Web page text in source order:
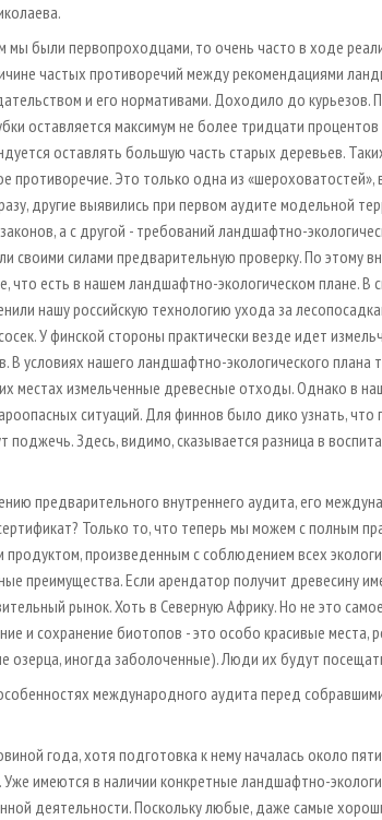
мы были первопроходцами, то очень часто в ходе
частых противоречий между рекомендациями
и его нормативами. Доходило до курьезов.
оставляется максимум не более тридцати
оставлять большую часть старых деревьев.
противоречие. Это только одна из
другие выявились при первом аудите модельной
а с другой - требований ландшафтно-
своими силами предварительную проверку. По этому
что есть в нашем ландшафтно-экологическом плане. В
нашу российскую технологию ухода за
У финской стороны практически везде идет
В условиях нашего ландшафтно-экологического
местах измельченные древесные отходы. Однако в
ситуаций. Для финнов было дико узнать, что
поджечь. Здесь, видимо, сказывается разница в
предварительного внутреннего аудита, его
Только то, что теперь мы можем с полным
продуктом, произведенным с соблюдением всех
преимущества. Если арендатор получит древесину
рынок. Хоть в Северную Африку. Но не это
и сохранение биотопов - это особо красивые места,
иногда заболоченные). Люди их будут
международного аудита перед
года, хотя подготовка к нему началась около
Уже имеются в наличии конкретные ландшафтно-
деятельности. Поскольку любые, даже самые